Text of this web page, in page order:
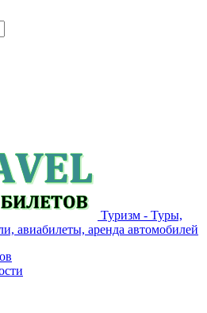
Туризм - Туры,
авиабилеты, аренда автомобилей